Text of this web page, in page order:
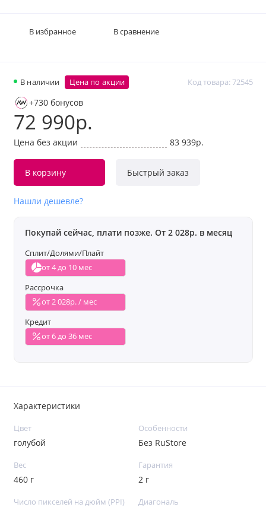
В наличии Код товара: 72545
Цена по акции
+730 бонусов
72 990р.
Цена без акции 83 939р.
В корзину Быстрый заказ
Нашли дешевле?
Покупай сейчас, плати позже. От 2 028р. в месяц
Сплит/Долями/Плайт
от 4 до 10 мес
Рассрочка
от 2 028р. / мес
Кредит
от 6 до 36 мес
В избранное В сравнение
Характеристики
Цвет
голубой
Особенности
Без RuStore
Вес
460 г
Гарантия
2 г
Число пикселей на дюйм (PPI) Диагональ